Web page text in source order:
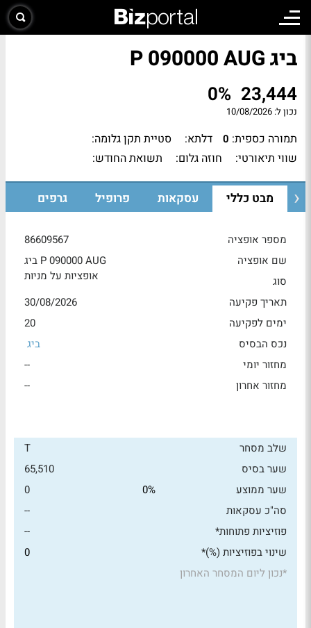
ביג P 090000 AUG
23,444
0%
נכון ל: 10/08/2026
תמורה כספית: 0 דלתא:
סטיית תקן גלומה:
שווי תיאורטי:
חוזה גלום: תשואת החודש:
מבט כללי עסקאות פרופיל גרפים
מספר אופציה
86609567
שם אופציה
ביג P 090000 AUG
סוג
אופציות על מניות
תאריך פקיעה
30/08/2026
ימים לפקיעה
20
נכס הבסיס
ביג
מחזור יומי
--
מחזור אחרון
--
שלב מסחר
T
שער בסיס
65,510
שער ממוצע
0%
0
סה"כ עסקאות
--
פוזיציות פתוחות*
--
שינוי בפוזיציות (%)*
0
*נכון ליום המסחר האחרון